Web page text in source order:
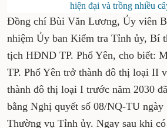
hiện đại và trồng nhiều
Đồng chí Bùi Văn Lương, Ủy viên
nhiệm Ủy ban Kiểm tra Tỉnh ủy, Bí
tịch HĐND TP. Phổ Yên, cho biết:
TP. Phổ Yên trở thành đô thị loại II
thành đô thị loại I trước năm 2030
bằng Nghị quyết số 08/NQ-TU ngày
Thường vụ Tỉnh ủy. Ngay sau khi